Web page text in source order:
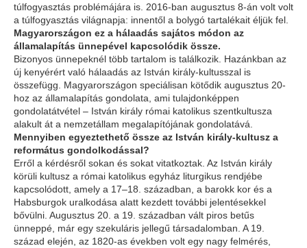
túlfogyasztás problémájára is. 2016-ban augusztus 8-án volt volt
a túlfogyasztás világnapja: innentől a bolygó tartalékait éljük fel.
Magyarországon ez a hálaadás sajátos módon az
államalapítás ünnepével kapcsolódik össze.
Bizonyos ünnepeknél több tartalom is találkozik. Hazánkban az
új kenyérért való hálaadás az István király-kultusszal is
összefügg. Magyarországon speciálisan kötődik augusztus 20-
hoz az államalapítás gondolata, ami tulajdonképpen
gondolatátvétel – István király római katolikus szentkultusza
alakult át a nemzetállam megalapítójának gondolatává.
Mennyiben egyeztethető össze az István király-kultusz a
református gondolkodással?
Erről a kérdésről sokan és sokat vitatkoztak. Az István király
körüli kultusz a római katolikus egyház liturgikus rendjébe
kapcsolódott, amely a 17–18. században, a barokk kor és a
Habsburgok uralkodása alatt kezdett további jelentésekkel
bővülni. Augusztus 20. a 19. században vált piros betűs
ünneppé, már egy szekuláris jellegű társadalomban. A 19.
század elején, az 1820-as években volt egy nagy felmérés,